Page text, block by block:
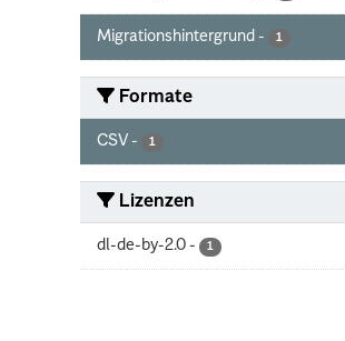
Migrationshintergrund - 1
Formate
CSV - 1
Lizenzen
dl-de-by-2.0 - 1